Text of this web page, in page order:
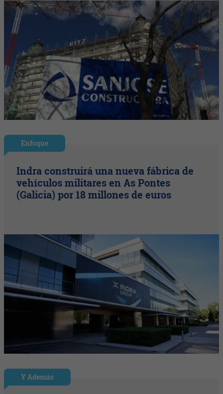
Enfoque
Indra construirá una nueva fábrica de
vehículos militares en As Pontes
(Galicia) por 18 millones de euros
Y Además